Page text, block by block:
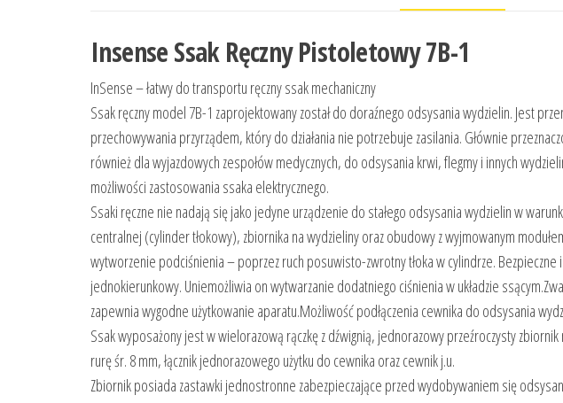
Insense Ssak Ręczny Pistoletowy 7B-1
InSense – łatwy do transportu ręczny ssak mechaniczny
Ssak ręczny model 7B-1 zaprojektowany został do doraźnego odsysania wydzielin. Jest
przechowywania przyrządem, który do działania nie potrzebuje zasilania. Głównie
również dla wyjazdowych zespołów medycznych, do odsysania krwi, flegmy i innych
możliwości zastosowania ssaka elektrycznego.
Ssaki ręczne nie nadają się jako jedyne urządzenie do stałego odsysania wydzielin w
centralnej (cylinder tłokowy), zbiornika na wydzieliny oraz obudowy z wyjmowanym
wytworzenie podciśnienia – poprzez ruch posuwisto-zwrotny tłoka w cylindrze. Bezpieczne
jednokierunkowy. Uniemożliwia on wytwarzanie dodatniego ciśnienia w układzie
zapewnia wygodne użytkowanie aparatu.Możliwość podłączenia cewnika do odsysania
Ssak wyposażony jest w wielorazową rączkę z dźwignią, jednorazowy przeźroczysty
rurę śr. 8 mm, łącznik jednorazowego użytku do cewnika oraz cewnik j.u.
Zbiornik posiada zastawki jednostronne zabezpieczające przed wydobywaniem się